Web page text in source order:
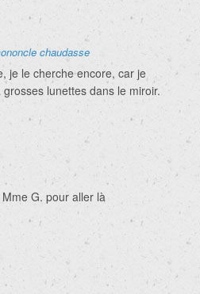
chaudasse
je le cherche encore, car je
lunettes dans le miroir.
G. pour aller là